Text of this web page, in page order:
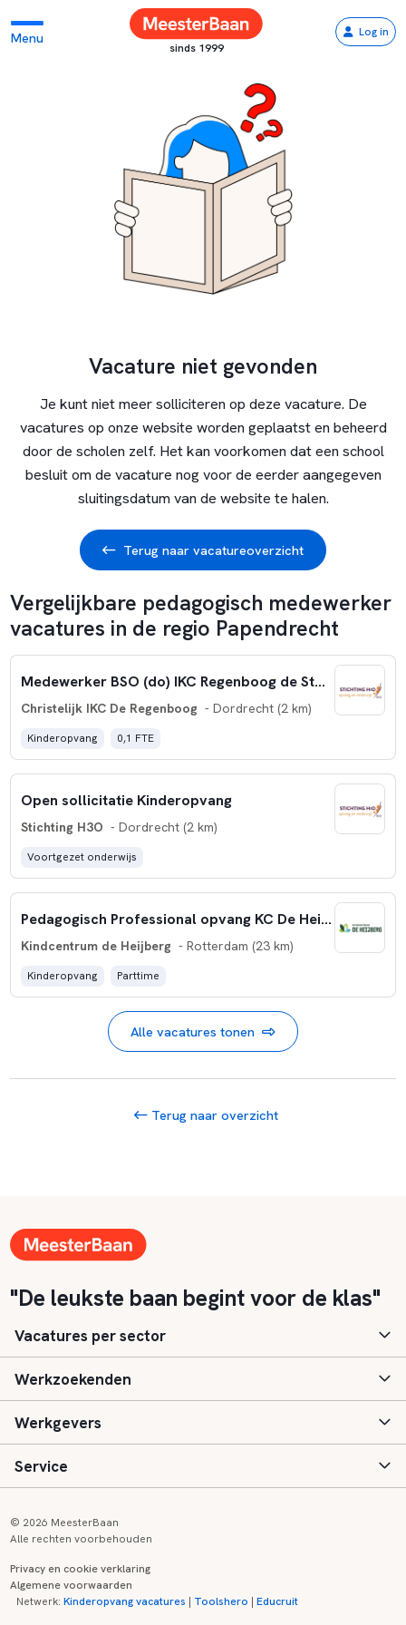
Menu
sinds 1999
Log in
Vacature niet gevonden
Je kunt niet meer solliciteren op deze vacature. De
vacatures op onze website worden geplaatst en beheerd
door de scholen zelf. Het kan voorkomen dat een school
besluit om de vacature nog voor de eerder aangegeven
sluitingsdatum van de website te halen.
Terug naar vacatureoverzicht
Vergelijkbare pedagogisch medewerker
vacatures in de regio Papendrecht
Medewerker BSO (do) IKC Regenboog de Staart
Christelijk IKC De Regenboog - Dordrecht (2 km)
Kinderopvang 0,1 FTE
Open sollicitatie Kinderopvang
Stichting H3O - Dordrecht (2 km)
Voortgezet onderwijs
Pedagogisch Professional opvang KC De Heijberg
Kindcentrum de Heijberg - Rotterdam (23 km)
Kinderopvang Parttime
Alle vacatures tonen
Terug naar overzicht
"De leukste baan begint voor de klas"
Vacatures per sector
Basisonderwijs
Speciaal (basis) onderwijs
Voortgezet onderwijs
Kinderopvang
Werkzoekenden
Aanmelden
Vacatures
Zij-instroom informatie
Werkgevers
Inloggen
Registreren
Service
Onderwijs links
© 2026 MeesterBaan
Alle rechten voorbehouden
Privacy en cookie verklaring
Algemene voorwaarden
Netwerk:Kinderopvang vacatures | Toolshero |Educruit